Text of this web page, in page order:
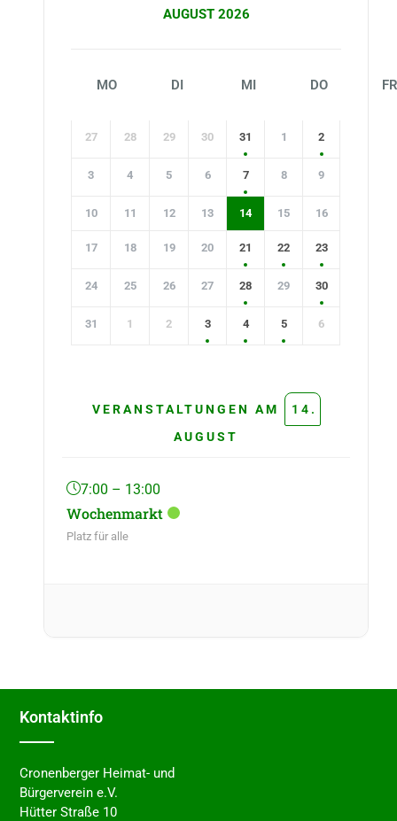
AUGUST 2026
MO DI MI DO
27 28 29 30 31 1 2
3 4 5 6 7 8 9
10 11 12 13 14 15 16
17 18 19 20 21 22 23
24 25 26 27 28 29 30
31 1 2 3 4 5 6
VERAN­STAL­TUN­GEN AM
14
AUGUST
7:00 – 13:00
Wochen­markt
Platz für alle
Kontakt­in­fo
Cronenberger Heimat- und
Bürgerverein e.V.
Hütter Straße 10